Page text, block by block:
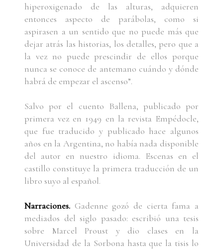
hiperoxigenado de las alturas, adquieren
entonces aspecto de parábolas, como si
aspirasen a un sentido que no puede más que
dejar atrás las historias, los detalles, pero que a
la vez no puede prescindir de ellos porque
nunca se conoce de antemano cuándo y dónde
habrá de empezar el ascenso”.
Salvo por el cuento Ballena, publicado por
primera vez en 1949 en la revista Empédocle,
que fue traducido y publicado hace algunos
años en la Argentina, no había nada disponible
del autor en nuestro idioma. Escenas en el
castillo constituye la primera traducción de un
libro suyo al español.
Narraciones. Gadenne gozó de cierta fama a
mediados del siglo pasado: escribió una tesis
sobre Marcel Proust y dio clases en la
Universidad de la Sorbona hasta que la tisis lo